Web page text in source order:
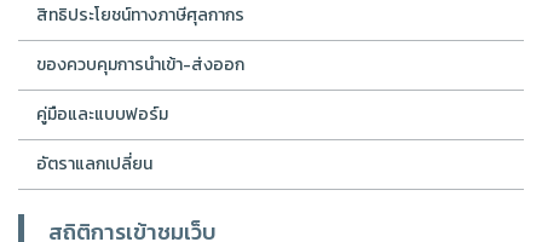
สิทธิประโยชน์ทางภาษีศุลกากร
ของควบคุมการนำเข้า-ส่งออก
คู่มือและแบบฟอร์ม
อัตราแลกเปลี่ยน
สถิติการเข้าชมเว็บ